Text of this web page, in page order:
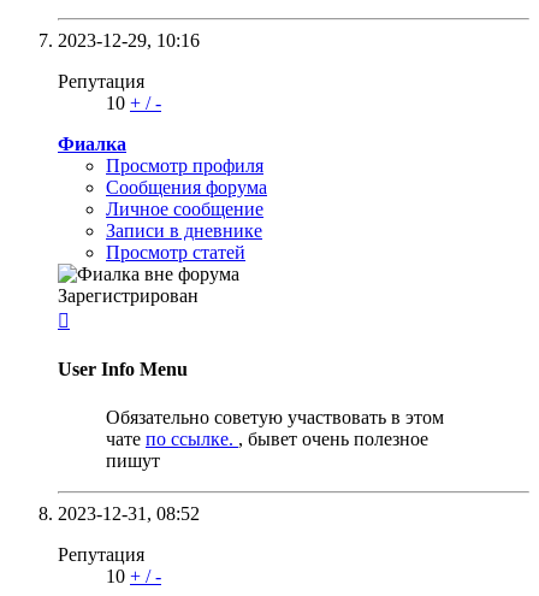
2023-12-29, 10:16
Репутация
10 + /-
Фиалка
Просмотр профиля
Сообщения форума
Личное сообщение
Записи в дневнике
Просмотр статей
Зарегистрирован

User Info Menu
Обязательно советую участвовать в этом
чате по ссылке. , бывет очень полезное
пишут
2023-12-31, 08:52
Репутация
10 + /-